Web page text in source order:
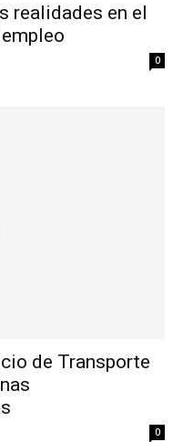
realidades en el
0
de Transporte
0